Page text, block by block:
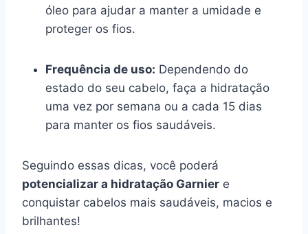
óleo para ajudar a manter a umidade e
proteger os fios.
Frequência de uso: Dependendo do
estado do seu cabelo, faça a hidratação
uma vez por semana ou a cada 15 dias
para manter os fios saudáveis.
Seguindo essas dicas, você poderá
potencializar a hidratação Garnier e
conquistar cabelos mais saudáveis, macios e
brilhantes!